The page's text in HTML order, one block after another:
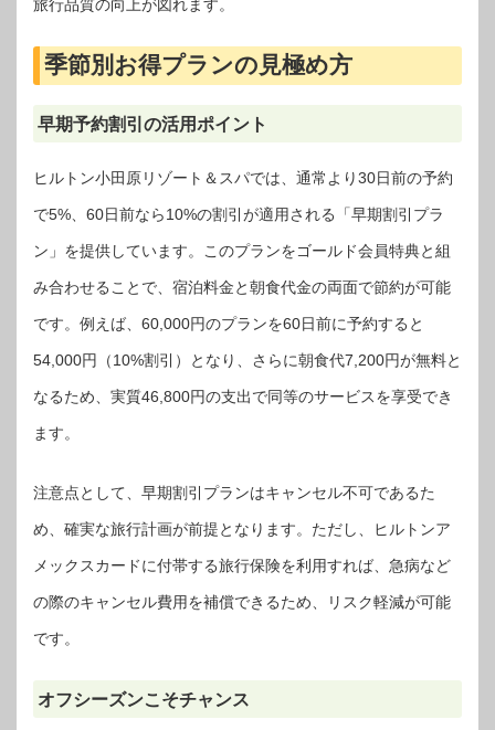
旅行品質の向上が図れます。
季節別お得プランの見極め方
早期予約割引の活用ポイント
ヒルトン小田原リゾート＆スパでは、通常より30日前の予約
で5%、60日前なら10%の割引が適用される「早期割引プラ
ン」を提供しています。このプランをゴールド会員特典と組
み合わせることで、宿泊料金と朝食代金の両面で節約が可能
です。例えば、60,000円のプランを60日前に予約すると
54,000円（10%割引）となり、さらに朝食代7,200円が無料と
なるため、実質46,800円の支出で同等のサービスを享受でき
ます。
注意点として、早期割引プランはキャンセル不可であるた
め、確実な旅行計画が前提となります。ただし、ヒルトンア
メックスカードに付帯する旅行保険を利用すれば、急病など
の際のキャンセル費用を補償できるため、リスク軽減が可能
です。
オフシーズンこそチャンス